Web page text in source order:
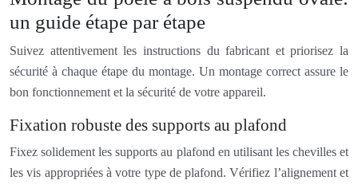
un guide étape par étape
Suivez attentivement les instructions du fabricant et priorisez la
sécurité à chaque étape du montage. Un montage correct assure le
bon fonctionnement et la sécurité de votre appareil.
Fixation robuste des supports au plafond
Fixez solidement les supports au plafond en utilisant les chevilles et
les vis appropriées à votre type de plafond. Vérifiez l’alignement et